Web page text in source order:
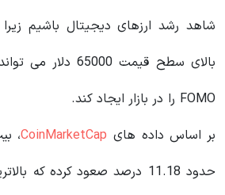
شاهد رشد ارزهای دیجیتال باشیم
بالای سطح قیمت
FOMO را در بازار ایجاد کند.
بر اساس داده های CoinMarketCap،
حدود 11.18 درصد صعود کرده که